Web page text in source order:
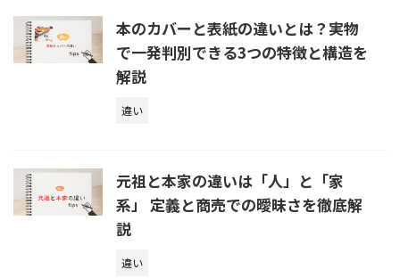
本のカバーと表紙の違いとは？実物
で一発判別できる3つの特徴と構造を
解説
違い
元祖と本家の違いは「人」と「家
系」 定義と商売での曖昧さを徹底解
説
違い